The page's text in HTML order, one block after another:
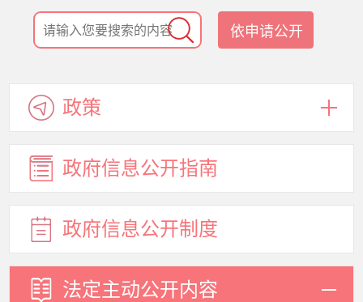
依申请公开
政策
政府信息公开指南
政府信息公开制度
法定主动公开内容